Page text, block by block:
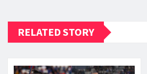
RELATED STORY